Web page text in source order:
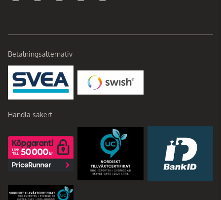
Betalningsalternativ
Handla säkert